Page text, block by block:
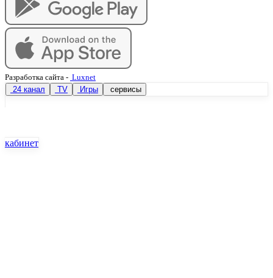
Разработка сайта - Luxnet
24 канал
TV Игры сервисы
кабинет